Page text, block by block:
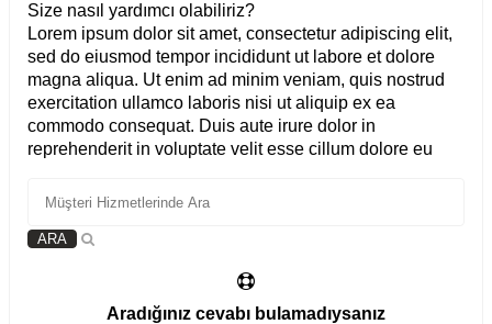
Size nasıl yardımcı olabiliriz?
Lorem ipsum dolor sit amet, consectetur adipiscing elit,
sed do eiusmod tempor incididunt ut labore et dolore
magna aliqua. Ut enim ad minim veniam, quis nostrud
exercitation ullamco laboris nisi ut aliquip ex ea
commodo consequat. Duis aute irure dolor in
reprehenderit in voluptate velit esse cillum dolore eu
ARA
Aradığınız cevabı bulamadıysanız